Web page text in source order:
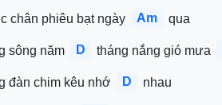
chân phiêu bạt ngày Am qua
sông năm D tháng nắng gió mưa
đàn chim kêu nhớ D nhau